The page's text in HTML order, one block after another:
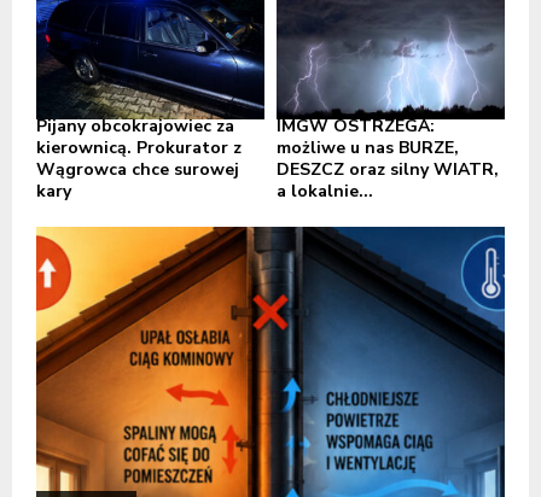
Pijany obcokrajowiec za
kierownicą. Prokurator z
Wągrowca chce surowej
kary
IMGW OSTRZEGA:
możliwe u nas BURZE,
DESZCZ oraz silny WIATR,
a lokalnie...